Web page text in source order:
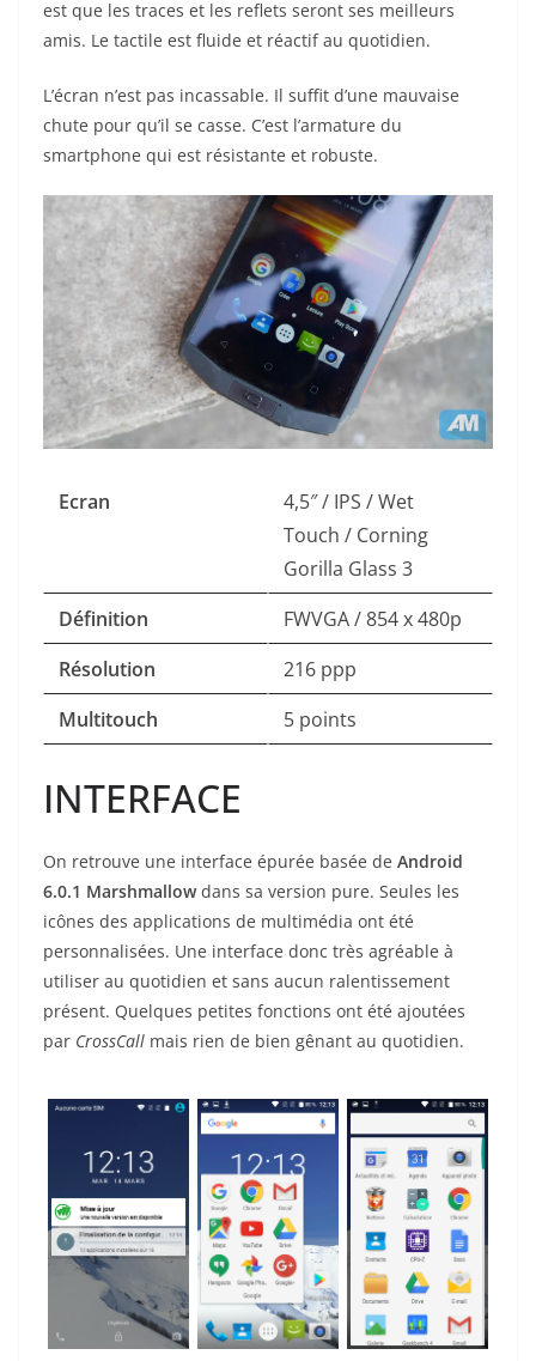
est que les traces et les reflets seront ses meilleurs
amis. Le tactile est fluide et réactif au quotidien.
L’écran n’est pas incassable. Il suffit d’une mauvaise
chute pour qu’il se casse. C’est l’armature du
smartphone qui est résistante et robuste.
Ecran
4,5″ / IPS / Wet
Touch / Corning
Gorilla Glass 3
Définition
FWVGA / 854 x 480p
Résolution
216 ppp
Multitouch
5 points
INTERFACE
On retrouve une interface épurée basée de Android
6.0.1 Marshmallowdans sa version pure. Seules les
icônes des applications de multimédia ont été
personnalisées. Une interface donc très agréable à
utiliser au quotidien et sans aucun ralentissement
présent. Quelques petites fonctions ont été ajoutées
par CrossCall mais rien de bien gênant au quotidien.